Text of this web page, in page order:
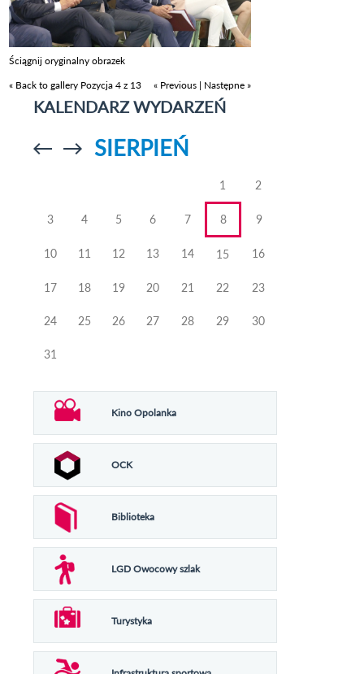
Ściągnij oryginalny obrazek
« Back to gallery Pozycja 4 z 13 « Previous | Następne »
KALENDARZ WYDARZEŃ
Przejdź doPrzejdź do
SIERPIEŃ
1 2
3 4 5 6 7 8 9
10 11 12 13 14 15 16
17 18 19 20 21 22 23
24 25 26 27 28 29 30
31
Kino Opolanka
OCK
Biblioteka
LGD Owocowy szlak
Turystyka